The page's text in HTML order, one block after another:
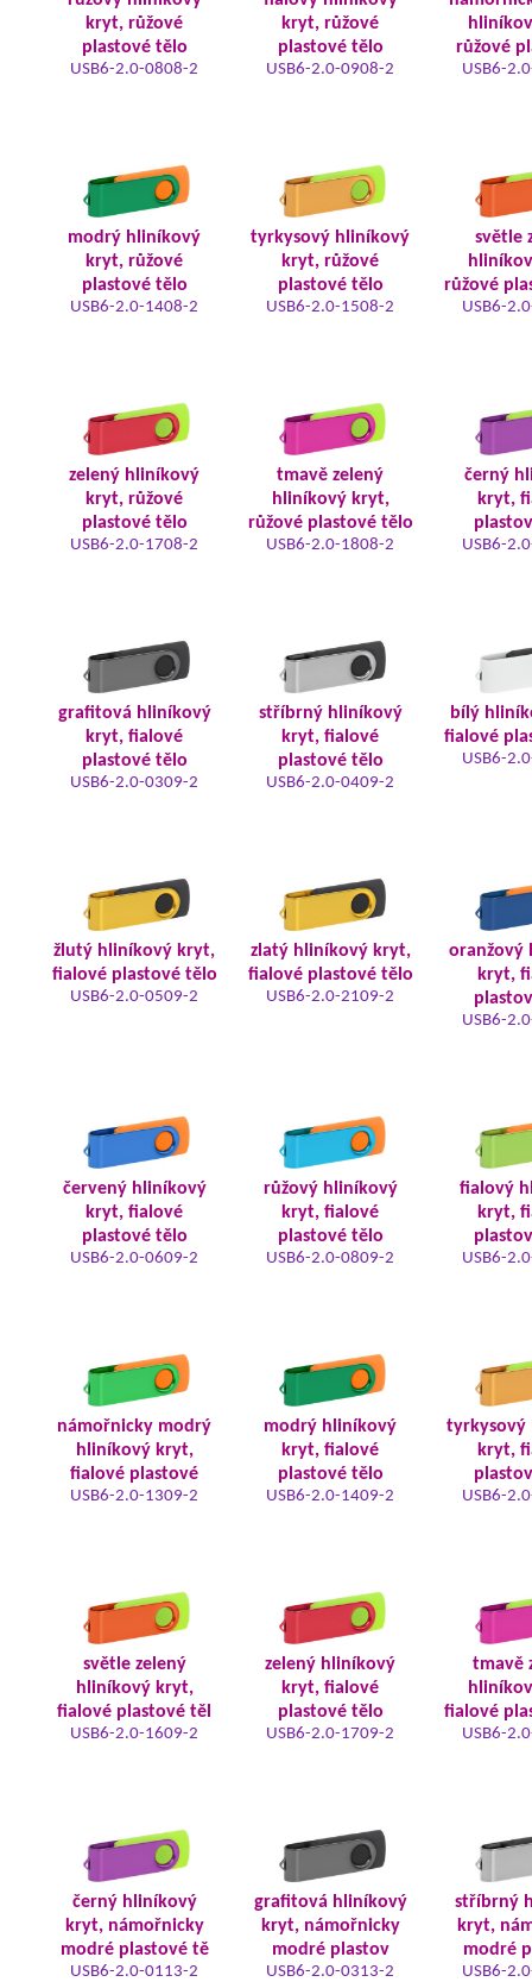
kryt, růžové
plastové tělo
USB6-2.0-0808-2
kryt, růžové
plastové tělo
USB6-2.0-0908-2
růžové
USB6-
modrý hliníkový
kryt, růžové
plastové tělo
USB6-2.0-1408-2
tyrkysový hliníkový
kryt, růžové
plastové tělo
USB6-2.0-1508-2
světle
růžové
USB6-
zelený hliníkový
kryt, růžové
plastové tělo
USB6-2.0-1708-2
tmavě zelený
hliníkový kryt,
růžové plastové tělo
USB6-2.0-1808-2
černý
kryt,
USB6-
grafitová hliníkový
kryt, fialové
plastové tělo
USB6-2.0-0309-2
stříbrný hliníkový
kryt, fialové
plastové tělo
USB6-2.0-0409-2
bílý
fialové
USB6-
žlutý hliníkový kryt,
fialové plastové tělo
USB6-2.0-0509-2
zlatý hliníkový kryt,
fialové plastové tělo
USB6-2.0-2109-2
oranžový
kryt,
USB6-
červený hliníkový
kryt, fialové
plastové tělo
USB6-2.0-0609-2
růžový hliníkový
kryt, fialové
plastové tělo
USB6-2.0-0809-2
fialový
kryt,
USB6-
námořnicky modrý
hliníkový kryt,
fialové plastové
USB6-2.0-1309-2
modrý hliníkový
kryt, fialové
plastové tělo
USB6-2.0-1409-2
tyrkysový
kryt,
USB6-
světle zelený
hliníkový kryt,
fialové plastové těl
USB6-2.0-1609-2
zelený hliníkový
kryt, fialové
plastové tělo
USB6-2.0-1709-2
tmavě
fialové
USB6-
černý hliníkový
kryt, námořnicky
modré plastové tě
USB6-2.0-0113-2
grafitová hliníkový
kryt, námořnicky
modré plastov
USB6-2.0-0313-2
stříbrný
kryt,
modré
USB6-